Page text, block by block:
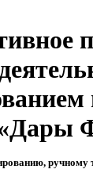
ручному